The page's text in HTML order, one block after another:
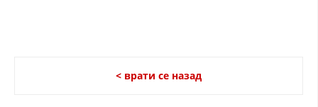
< врати се назад